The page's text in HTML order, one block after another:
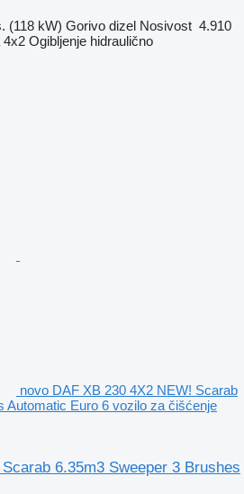
(118 kW) Gorivo dizel Nosivost 4.910
4x2 Ogibljenje hidraulično
novo DAF XB 230 4X2 NEW! Scarab
Automatic Euro 6 vozilo za čišćenje
6.35m3 Sweeper 3 Brushes